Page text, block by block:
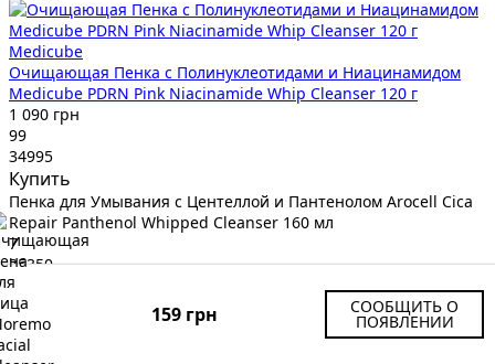
159 грн СООБЩИТЬ О
ПОЯВЛЕНИИ
Medicube
Очищающая Пенка с Полинуклеотидами и Ниацинамидом
Medicube PDRN Pink Niacinamide Whip Cleanser 120 г
1 090 грн
99
34995
Купить
Пенка для Умывания с Центеллой и Пантенолом Arocell Cica
Repair Panthenol Whipped Cleanser 160 мл
7
35350
790
Arocell
Category products
Пенки